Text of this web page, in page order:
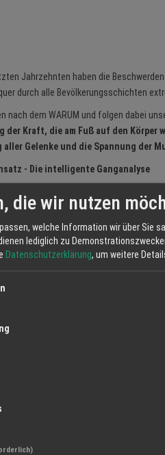
Jahrzehnten haben die
durch alle Bevölkerungsschichten
nach dem WARUM und folgen dabei
der Kraft, die am Fuß auf den Körper
Gelenke und die Spannung der
- Die intelligente Ganganalyse
über einen längeren Zeitraum
Fehlbelastung computersimuliert
den Schuhen, der Modellierung
deutslich mindern. Meist lösen
die wir nutzen
welche Information wir über Sie
lediglich zu
Datenschutzerklärung, um weitere